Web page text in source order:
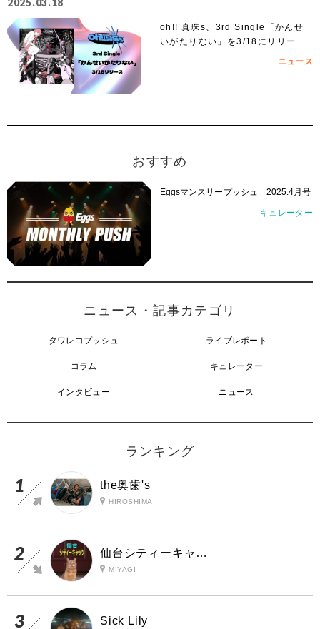
2025.03.18
oh!! 真珠s、3rd Single「かんせ
いがたりない」を3/18にリリー
ニュース
おすすめ
Eggsマンスリープッシュ 2025.4月号
キュレーター
ニュース・記事カテゴリ
タワレコプッシュ ライブレポート
コラム キュレーター
インタビュー ニュース
ランキング
the奥歯's
HIROSHIMA
仙台シティーキャッツ
MIYAGI
Sick Lily